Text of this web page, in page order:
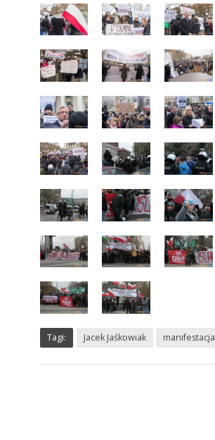
Tagi: Jacek Jaśkowiak manifestacja